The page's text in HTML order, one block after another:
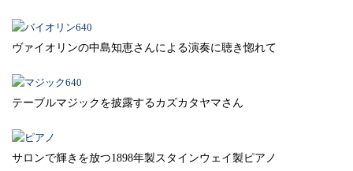
ヴァイオリンの中島知恵さんによる演奏に聴き惚れて
テーブルマジックを披露するカズカタヤマさん
サロンで輝きを放つ1898年製スタインウェイ製ピアノ